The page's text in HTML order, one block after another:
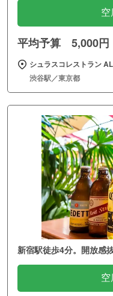
空
平均予算 5,000円
シュラスコレストラン
渋谷駅／東京都
新宿駅徒歩4分。開放感
空